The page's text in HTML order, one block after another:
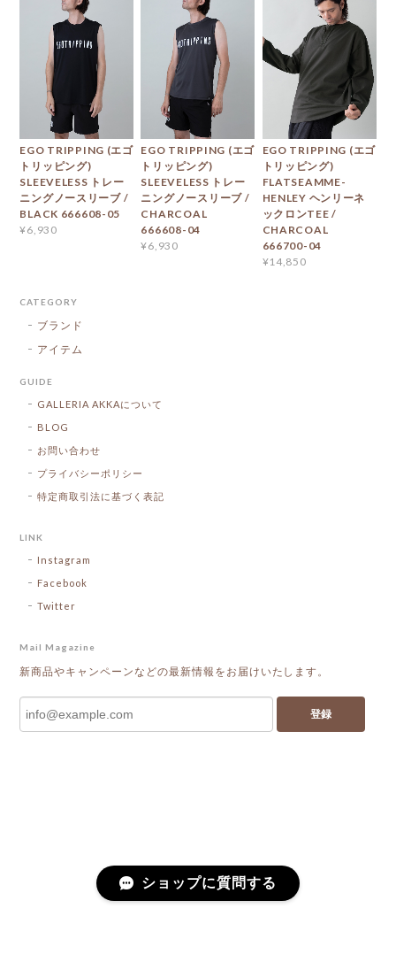
EGO TRIPPING (エゴ
トリッピング)
SLEEVELESS トレー
ニングノースリーブ /
BLACK 666608-05
¥6,930
EGO TRIPPING (エゴ
トリッピング)
SLEEVELESS トレー
ニングノースリーブ /
CHARCOAL
666608-04
¥6,930
EGO TRIPPING (エゴ
トリッピング)
FLATSEAMME-
HENLEY ヘンリーネ
ックロンTEE /
CHARCOAL
666700-04
¥14,850
CATEGORY
ブランド
アイテム
GUIDE
GALLERIA AKKAについて
BLOG
お問い合わせ
プライバシーポリシー
特定商取引法に基づく表記
LINK
Instagram
Facebook
Twitter
Mail Magazine
新商品やキャンペーンなどの最新情報をお届けいたします。
登録
ショップに質問する